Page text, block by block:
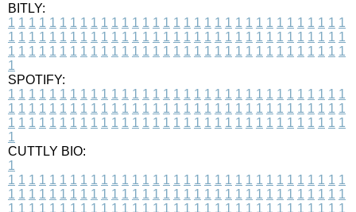
BITLY:
1 1 1 1 1 1 1 1 1 1 1 1 1 1 1 1 1 1 1 1 1 1 1 1 1 1 1 1 1 1 1 1 1
1 1 1 1 1 1 1 1 1 1 1 1 1 1 1 1 1 1 1 1 1 1 1 1 1 1 1 1 1 1 1 1 1
1 1 1 1 1 1 1 1 1 1 1 1 1 1 1 1 1 1 1 1 1 1 1 1 1 1 1 1 1 1 1 1 1
1
SPOTIFY:
1 1 1 1 1 1 1 1 1 1 1 1 1 1 1 1 1 1 1 1 1 1 1 1 1 1 1 1 1 1 1 1 1
1 1 1 1 1 1 1 1 1 1 1 1 1 1 1 1 1 1 1 1 1 1 1 1 1 1 1 1 1 1 1 1 1
1 1 1 1 1 1 1 1 1 1 1 1 1 1 1 1 1 1 1 1 1 1 1 1 1 1 1 1 1 1 1 1 1
1
CUTTLY BIO:
1
1 1 1 1 1 1 1 1 1 1 1 1 1 1 1 1 1 1 1 1 1 1 1 1 1 1 1 1 1 1 1 1 1
1 1 1 1 1 1 1 1 1 1 1 1 1 1 1 1 1 1 1 1 1 1 1 1 1 1 1 1 1 1 1 1 1
1 1 1 1 1 1 1 1 1 1 1 1 1 1 1 1 1 1 1 1 1 1 1 1 1 1 1 1 1 1 1 1 1